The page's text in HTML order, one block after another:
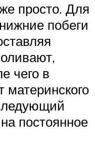
просто. Для
побеги
чего в
материнского
постоянное